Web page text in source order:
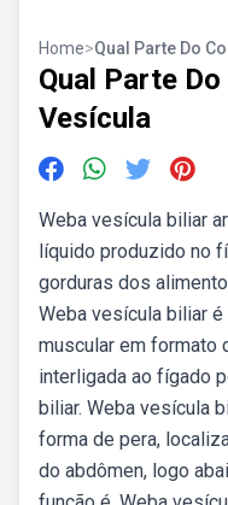
Home>Qual Parte Do
Qual Parte
Vesícula
Weba vesícula biliar
líquido produzido no
gorduras dos
Weba vesícula biliar
muscular em formato
interligada ao fígado
biliar. Weba vesícula
forma de pera,
do abdômen, logo